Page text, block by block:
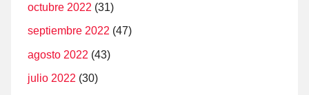
octubre 2022 (31)
septiembre 2022 (47)
agosto 2022 (43)
julio 2022 (30)